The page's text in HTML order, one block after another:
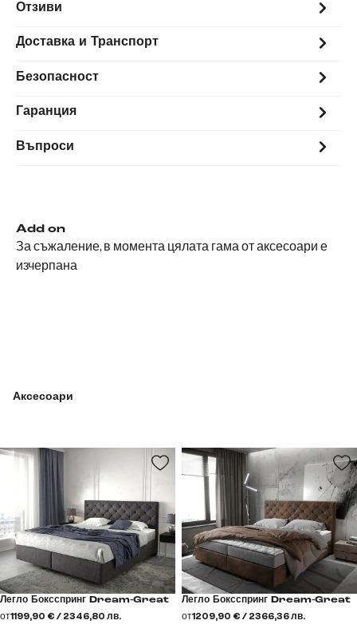
Отзиви
Доставка и Транспорт
Безопасност
Гаранция
Въпроси
Add on
За съжаление, в момента цялата гама от аксесоари е
изчерпана
Аксесоари
Легло Боксспринг Dream-Great
от1199,90 € / 2346,80 лв.
Легло Боксспринг Dream-Great
от1209,90 € / 2366,36 лв.